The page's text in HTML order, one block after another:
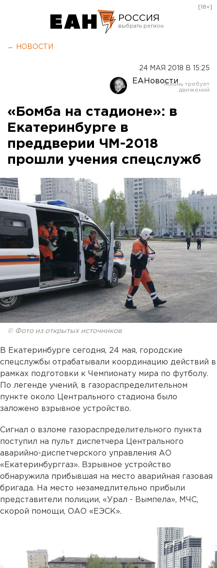
РОССИЯ
Оренбург
[18+]
← НОВОСТИ
24 МАЯ 2018 В 15:25
ЕАНовости
«Бомба на стадионе»: в
Екатеринбурге в
преддверии ЧМ-2018
прошли учения спецслужб
© Фото из открытых источников
В Екатеринбурге сегодня, 24 мая, городские
спецслужбы отрабатывали координацию действий в
рамках подготовки к Чемпионату мира по футболу.
По легенде учений, в газораспределительном
пункте около Центрального стадиона было
заложено взрывное устройство.
Сигнал о взломе газораспределительного пункта
поступил на пульт диспетчера Центрального
аварийно-диспетчерского управления АО
«Екатеринбурггаз». Взрывное устройство
обнаружила прибывшая на место аварийная газовая
бригада. На место незамедлительно прибыли
представители полиции, «Урал - Вымпела», МЧС,
скорой помощи, ОАО «ЕЭСК».